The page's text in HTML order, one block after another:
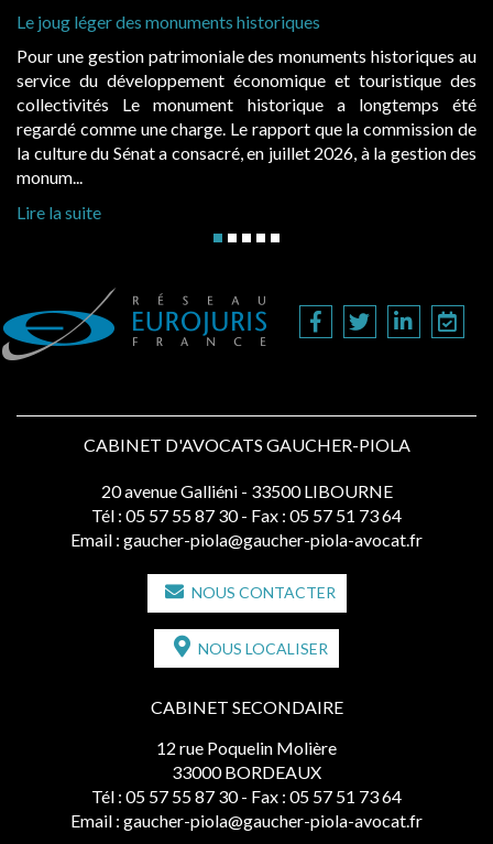
historiques
des monuments historiques au
économique et touristique des
historique a longtemps été
Le rapport que la commission de
en juillet 2026, à la gestion des
Cabines de plage : le juge
Evocatrices des bains de
également un beau sujet
public, elles donnent lieu
d’occupation. Saisies par
CABINET D'AVOCATS GAUCHER-PIOLA
20 avenue Galliéni - 33500 LIBOURNE
Tél : 05 57 55 87 30 - Fax : 05 57 51 73 64
Email : gaucher-piola@gaucher-piola-avocat.fr
NOUS CONTACTER
NOUS LOCALISER
CABINET SECONDAIRE
12 rue Poquelin Molière
33000 BORDEAUX
Tél : 05 57 55 87 30 - Fax : 05 57 51 73 64
Email : gaucher-piola@gaucher-piola-avocat.fr